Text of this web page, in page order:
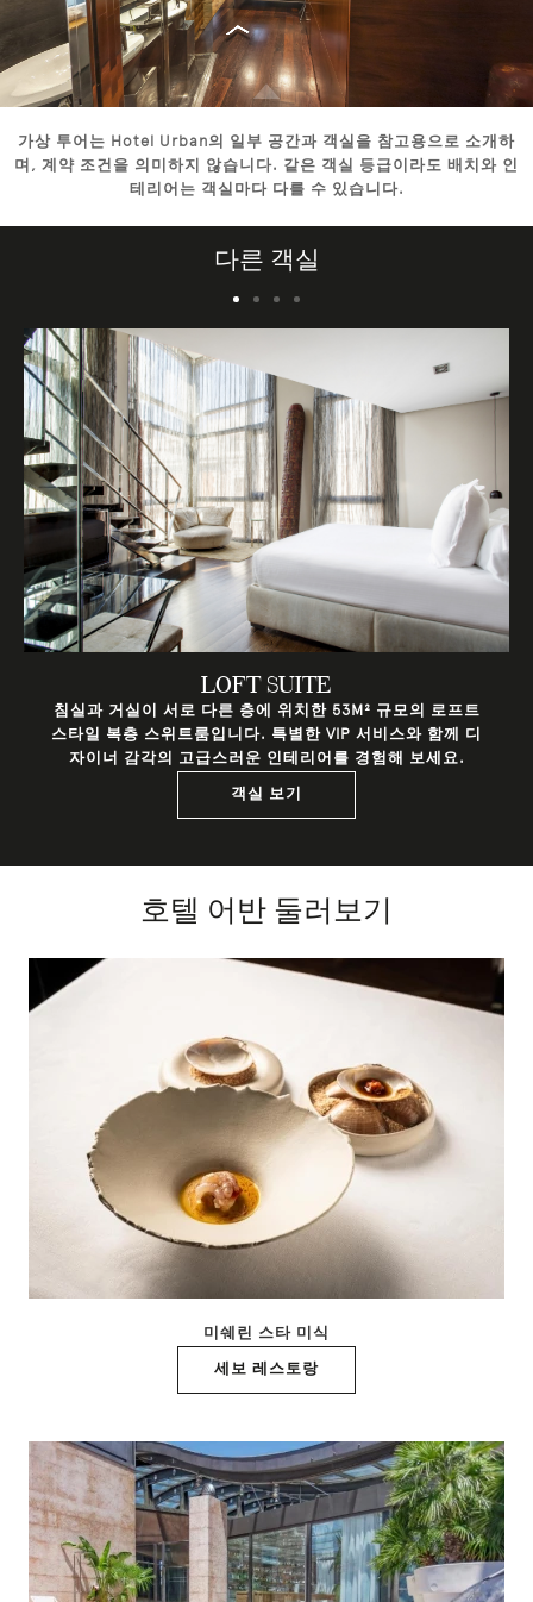
가상 투어는 Hotel Urban의 일부 공간과 객실을 참고용으로 소개하
며, 계약 조건을 의미하지 않습니다. 같은 객실 등급이라도 배치와 인
테리어는 객실마다 다를 수 있습니다.
다른 객실
LOFT SUITE
침실과 거실이 서로 다른 층에 위치한 53M² 규모의 로프트
스타일 복층 스위트룸입니다. 특별한 VIP 서비스와 함께 디
자이너 감각의 고급스러운 인테리어를 경험해 보세요.
객실 보기
호텔 어반 둘러보기
미쉐린 스타 미식
세보 레스토랑